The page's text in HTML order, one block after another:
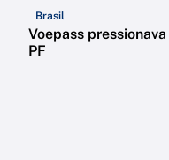
Brasil
Voepass
PF